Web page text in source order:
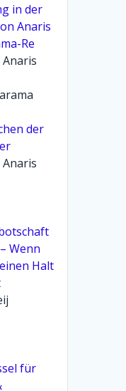
in der
Anaris
Re
der
Wenn
Halt
für